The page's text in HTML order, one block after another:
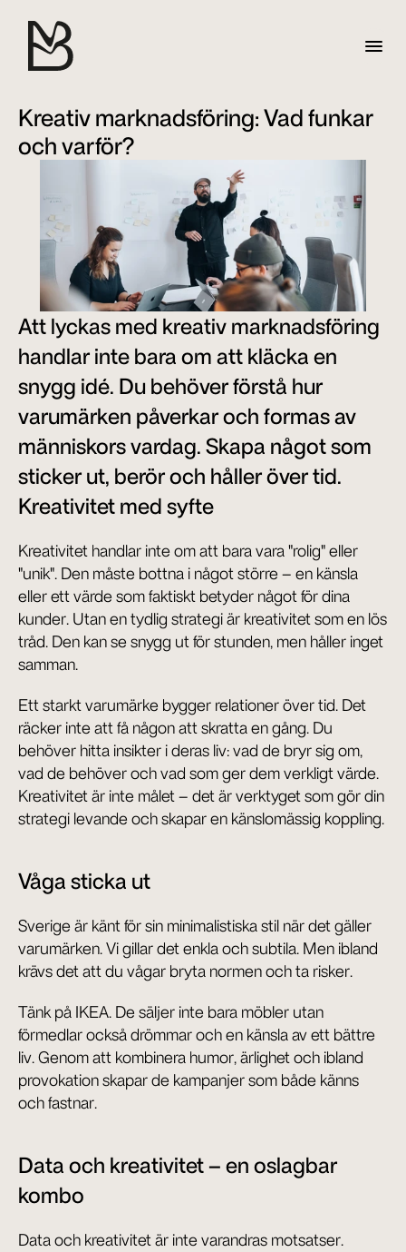
Kreativ marknadsföring: Vad funkar
och varför?
Att lyckas med kreativ marknadsföring
handlar inte bara om att kläcka en
snygg idé. Du behöver förstå hur
varumärken påverkar och formas av
människors vardag. Skapa något som
sticker ut, berör och håller över tid.
Kreativitet med syfte
Kreativitet handlar inte om att bara vara "rolig" eller
"unik". Den måste bottna i något större – en känsla
eller ett värde som faktiskt betyder något för dina
kunder. Utan en tydlig strategi är kreativitet som en lös
tråd. Den kan se snygg ut för stunden, men håller inget
samman.
Ett starkt varumärke bygger relationer över tid. Det
räcker inte att få någon att skratta en gång. Du
behöver hitta insikter i deras liv: vad de bryr sig om,
vad de behöver och vad som ger dem verkligt värde.
Kreativitet är inte målet – det är verktyget som gör din
strategi levande och skapar en känslomässig koppling.
Våga sticka ut
Sverige är känt för sin minimalistiska stil när det gäller
varumärken. Vi gillar det enkla och subtila. Men ibland
krävs det att du vågar bryta normen och ta risker.
Tänk på IKEA. De säljer inte bara möbler utan
förmedlar också drömmar och en känsla av ett bättre
liv. Genom att kombinera humor, ärlighet och ibland
provokation skapar de kampanjer som både känns
och fastnar.
Data och kreativitet – en oslagbar
kombo
Data och kreativitet är inte varandras motsatser.